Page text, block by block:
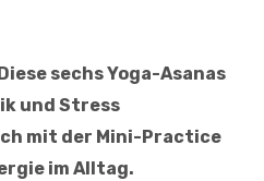
sechs Yoga-Asanas
und Stress
mit der Mini-Practice
im Alltag.